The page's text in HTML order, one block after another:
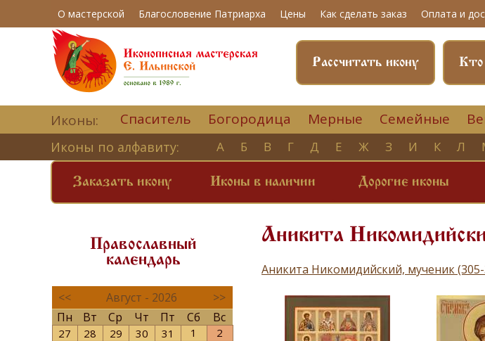
О мастерской Благословение Патриарха Цены Как сделать заказ Оплата и
Кто
Рассчитать икону
Иконы: Спаситель Богородица Мерные Семейные
Иконы по алфавиту: А Б В Г Д Е Ж З И К Л
Заказать икону Иконы в наличии Дорогие иконы
Православный
календарь
<< Август - 2026
>>
Пн
Вт Ср Чт Пт Сб Вс
27 28 29 30 31 1
2
Аникита
Аникита Никомидийский, мученик